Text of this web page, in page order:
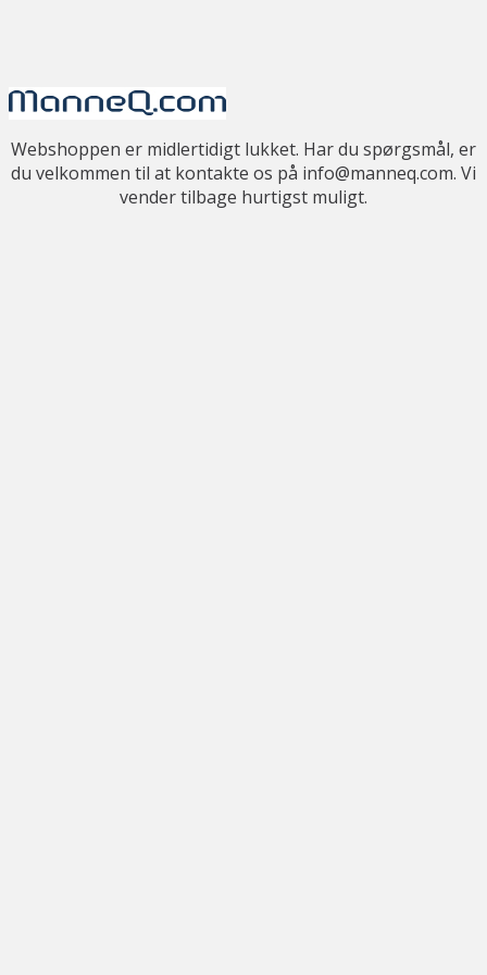
Webshoppen er midlertidigt lukket. Har du spørgsmål, er
du velkommen til at kontakte os på info@manneq.com. Vi
vender tilbage hurtigst muligt.